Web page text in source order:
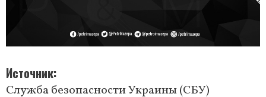
Источник
Служба безопасности Украины (СБУ)